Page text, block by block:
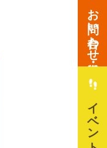
お問い合わせ・資料請求
イベント情報